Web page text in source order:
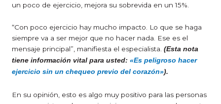
un poco de ejercicio, mejora su sobrevida en un 15%.
“Con poco ejercicio hay mucho impacto. Lo que se haga
siempre va a ser mejor que no hacer nada. Ese es el
mensaje principal”, manifiesta el especialista. (Esta nota
tiene información vital para usted: «Es peligroso hacer
ejercicio sin un chequeo previo del corazón»).
En su opinión, esto es algo muy positivo para las personas